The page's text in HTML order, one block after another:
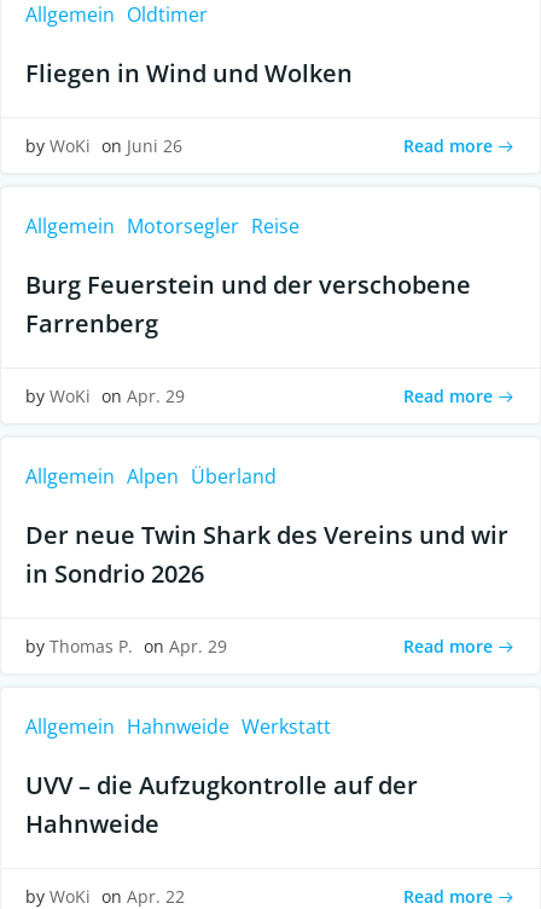
Allgemein Oldtimer
Fliegen in Wind und Wolken
by WoKi on Juni 26 Read more
Allgemein Motorsegler Reise
Burg Feuerstein und der verschobene
Farrenberg
by WoKi on Apr. 29 Read more
Allgemein Alpen Überland
Der neue Twin Shark des Vereins und wir
in Sondrio 2026
by Thomas P. on Apr. 29 Read more
Allgemein Hahnweide Werkstatt
UVV – die Aufzugkontrolle auf der
Hahnweide
by WoKi on Apr. 22 Read more